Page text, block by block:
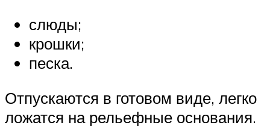
слюды;
крошки;
песка.
Отпускаются в готовом виде, легко
ложатся на рельефные основания.